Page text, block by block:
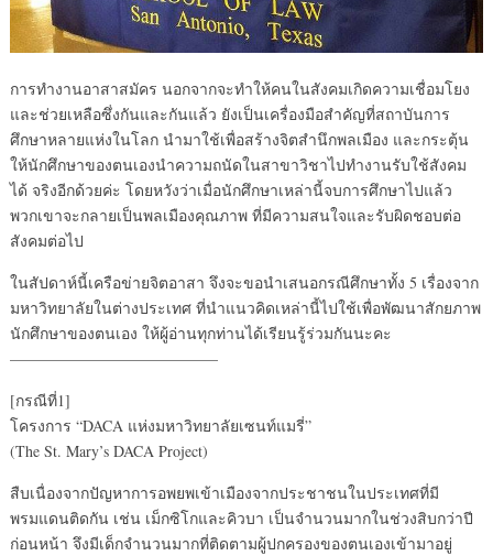
การทำงานอาสาสมัคร นอกจากจะทำให้คนในสังคมเกิดความเชื่อมโยง
และช่วยเหลือซึ่งกันและกันแล้ว ยังเป็นเครื่องมือสำคัญที่สถาบันการ
ศึกษาหลายแห่งในโลก นำมาใช้เพื่อสร้างจิตสำนึกพลเมือง และกระตุ้น
ให้นักศึกษาของตนเองนำความถนัดในสาขาวิชาไปทำงานรับใช้สังคม
ได้ จริงอีกด้วยค่ะ โดยหวังว่าเมื่อนักศึกษาเหล่านี้จบการศึกษาไปแล้ว
พวกเขาจะกลายเป็นพลเมืองคุณภาพ ที่มีความสนใจและรับผิดชอบต่อ
สังคมต่อไป
ในสัปดาห์นี้เครือข่ายจิตอาสา จึงจะขอนำเสนอกรณีศึกษาทั้ง 5 เรื่องจาก
มหาวิทยาลัยในต่างประเทศ ที่นำแนวคิดเหล่านี้ไปใช้เพื่อพัฒนาสักยภาพ
นักศึกษาของตนเอง ให้ผู้อ่านทุกท่านได้เรียนรู้ร่วมกันนะคะ
—————————————–
[กรณีที่1]
โครงการ “DACA แห่งมหาวิทยาลัยเซนท์แมรี่”
(The St. Mary’s DACA Project)
สืบเนื่องจากปัญหาการอพยพเข้าเมืองจากประชาชนในประเทศที่มี
พรมแดนติดกัน เช่น เม็กซิโกและคิวบา เป็นจำนวนมากในช่วงสิบกว่าปี
ก่อนหน้า จึงมีเด็กจำนวนมากที่ติดตามผู้ปกครองของตนเองเข้ามาอยู่